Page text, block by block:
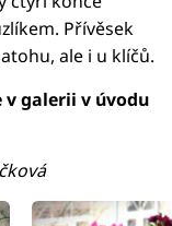
Přívěsek
ale i u klíčů.
galerii v úvodu